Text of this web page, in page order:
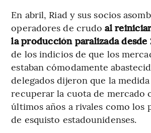
En abril, Riad y sus socios
operadores de crudoal
la producción paralizada desde
de los indicios de que los
estaban cómodamente
delegados dijeron que la
recuperar la cuota de mercado
últimos años a rivales como los
de esquisto estadounidenses.